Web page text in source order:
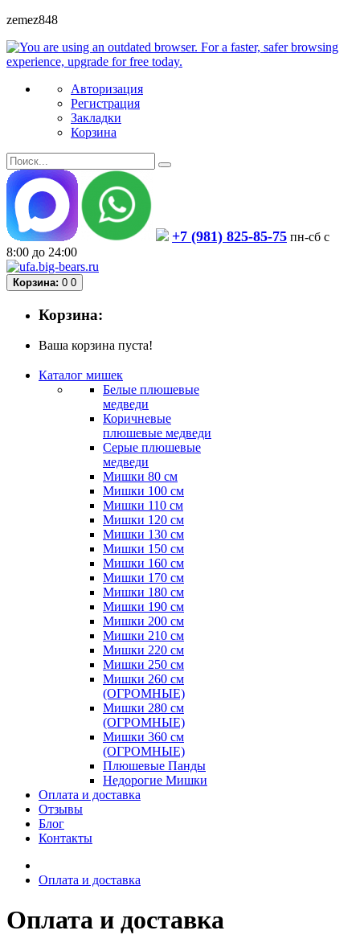
zemez848
Авторизация
Регистрация
Закладки
Корзина
+7 (981) 825-85-75 пн-сб с
8:00 до 24:00
Корзина: 0 0
Корзина:
Ваша корзина пуста!
Каталог мишек
Белые плюшевые
медведи
Коричневые
плюшевые медведи
Серые плюшевые
медведи
Мишки 80 см
Мишки 100 см
Мишки 110 см
Мишки 120 см
Мишки 130 см
Мишки 150 см
Мишки 160 см
Мишки 170 см
Мишки 180 см
Мишки 190 см
Мишки 200 см
Мишки 210 см
Мишки 220 см
Мишки 250 см
Мишки 260 см
(ОГРОМНЫЕ)
Мишки 280 см
(ОГРОМНЫЕ)
Мишки 360 см
(ОГРОМНЫЕ)
Плюшевые Панды
Недорогие Мишки
Оплата и доставка
Отзывы
Блог
Контакты
Оплата и доставка
Оплата и доставка